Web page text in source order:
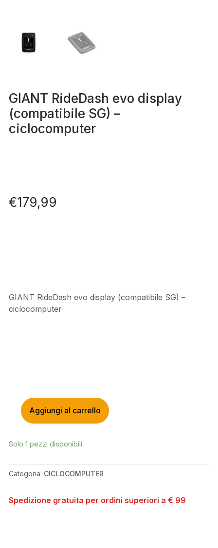
GIANT RideDash evo display
(compatibile SG) –
ciclocomputer
€179,99
GIANT RideDash evo display (compatibile SG) –
ciclocomputer
GIANT
RIDEDASH
DISPLAY
SG)
QUANTITÀ
Aggiungi al carrello
Solo 1 pezzi disponibili
Categoria: CICLOCOMPUTER
Spedizione gratuita per ordini superiori a € 99